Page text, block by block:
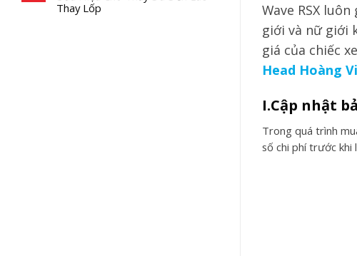
Thay Lốp
Wave RSX
giới và nữ giới
giá của chiếc
Head Hoàng
I.Cập nhật
Trong quá trình
số chi phí trước khi